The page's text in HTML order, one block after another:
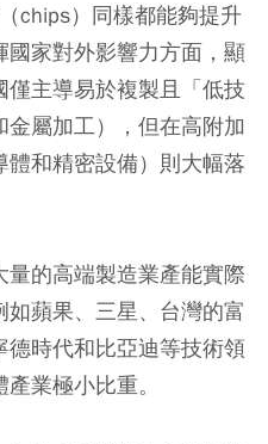
chips）同樣都能夠提升
家對外影響力方面，顯
主導易於複製且「低技
屬加工），但在高附加
和精密設備）則大幅落
的高端製造業產能實際
蘋果、三星、台灣的富
時代和比亞迪等技術領
業極小比重。